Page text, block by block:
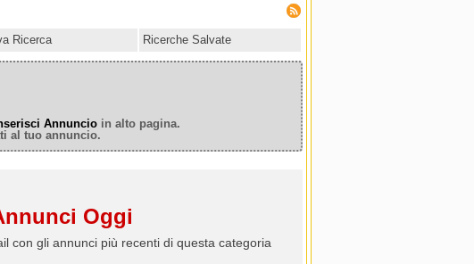
Ricerca Ricerche Salvate
Annuncio in alto pagina.
al tuo annuncio.
Oggi
con gli annunci più recenti di questa categoria